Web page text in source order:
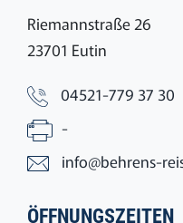
REISEBÜRO
Riemannstraße 26